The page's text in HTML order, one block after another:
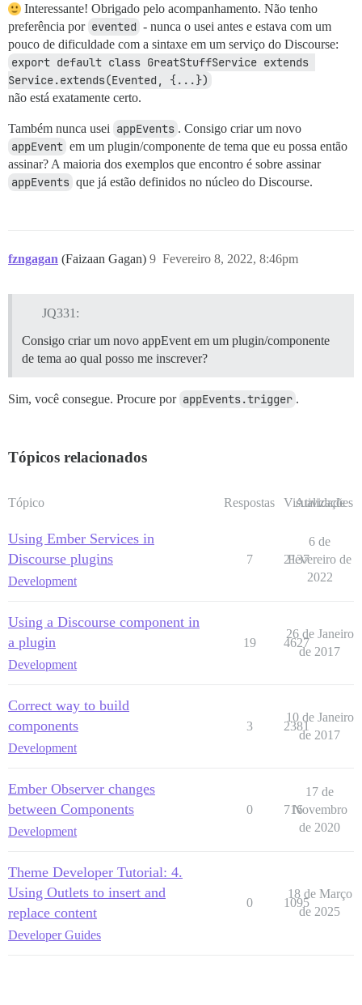
Interessante! Obrigado pelo acompanhamento. Não tenho
preferência por evented - nunca o usei antes e estava com um
pouco de dificuldade com a sintaxe em um serviço do Discourse:
export default class GreatStuffService extends
Service.extends(Evented, {...})
não está exatamente certo.
Também nunca usei appEvents . Consigo criar um novo
appEvent em um plugin/componente de tema que eu possa então
assinar? A maioria dos exemplos que encontro é sobre assinar
appEvents que já estão definidos no núcleo do Discourse.
fzngagan (Faizaan Gagan) Fevereiro 8, 2022, 8:46pm
9
JQ331:
Consigo criar um novo appEvent em um plugin/componente
de tema ao qual posso me inscrever?
Sim, você consegue. Procure por appEvents.trigger .
Tópicos relacionados
Tópico Respostas Visualizações
Atividade
Using Ember Services in
Discourse plugins
Development
7 2137
6 de
Fevereiro de
2022
Using a Discourse component in
a plugin
Development
19 4627
26 de Janeiro
de 2017
Correct way to build
components
Development
3 2381
10 de Janeiro
de 2017
Ember Observer changes
between Components
Development
0 716
17 de
Novembro
de 2020
Theme Developer Tutorial: 4.
Using Outlets to insert and
replace content
Developer Guides
0 1095
18 de Março
de 2025